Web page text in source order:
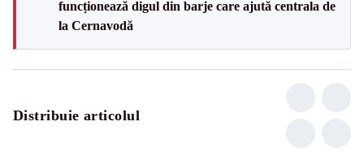
funcționează digul din barje care ajută centrala de
la Cernavodă
Distribuie articolul